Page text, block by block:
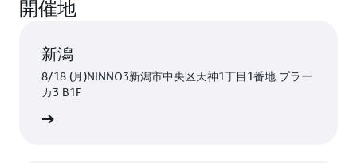
開催地
新潟
8/18 (月)NINNO3新潟市中央区天神1丁目1番地 プラー
カ3 B1F